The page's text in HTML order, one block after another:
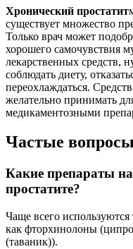
Хронический простатит
существует множество
Только врач может
хорошего самочувствия
лекарственных средств,
соблюдать диету,
переохлаждаться.
желательно принимать
медикаментозными
Частые вопросы
Какие препараты
простатите?
Чаще всего
как фторхинолоны
(таваник)).